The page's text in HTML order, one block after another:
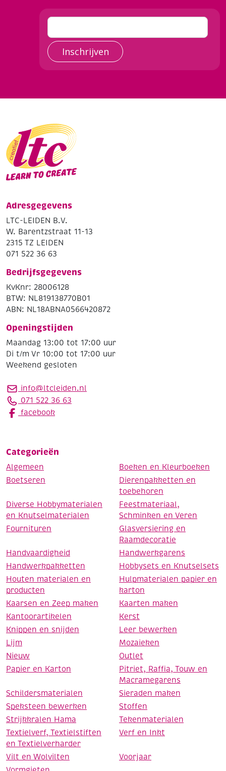
Inschrijven
Adresgegevens
LTC-LEIDEN B.V.
W. Barentzstraat 11-13
2315 TZ LEIDEN
071 522 36 63
Bedrijfsgegevens
KvKnr: 28006128
BTW: NL819138770B01
ABN: NL18ABNA0566420872
Openingstijden
Maandag 13:00 tot 17:00 uur
Di t/m Vr 10:00 tot 17:00 uur
Weekend gesloten
info@ltcleiden.nl
071 522 36 63
facebook
Categorieën
Algemeen
Boeken en Kleurboeken
Boetseren
Dierenpakketten en
toebehoren
Diverse Hobbymaterialen
en Knutselmaterialen
Feestmateriaal,
Schminken en Veren
Fournituren
Glasversiering en
Raamdecoratie
Handvaardigheid
Handwerkgarens
Handwerkpakketten
Hobbysets en Knutselsets
Houten materialen en
producten
Hulpmaterialen papier en
karton
Kaarsen en Zeep maken
Kaarten maken
Kantoorartikelen
Kerst
Knippen en snijden
Leer bewerken
Lijm
Mozaieken
Nieuw
Outlet
Papier en Karton
Pitriet, Raffia, Touw en
Macramegarens
Schildersmaterialen
Sieraden maken
Speksteen bewerken
Stoffen
Strijkkralen Hama
Tekenmaterialen
Textielverf, Textielstiften
en Textielverharder
Verf en Inkt
Vilt en Wolvilten
Voorjaar